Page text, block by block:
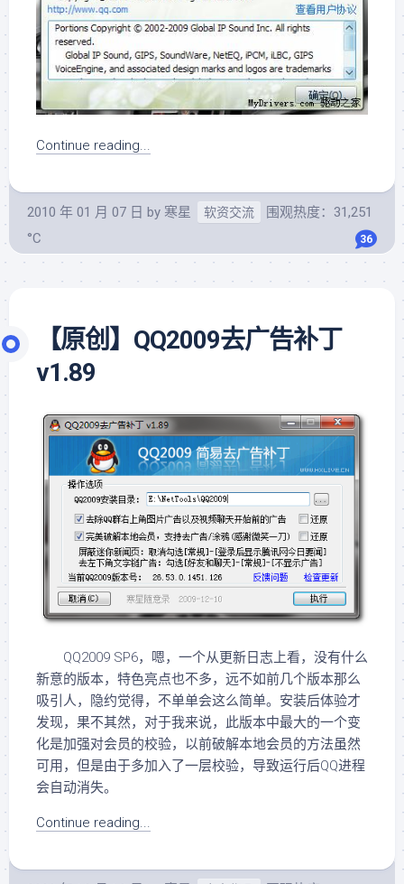
Continue reading...
2010 年 01 月 07 日 by 寒星 软资交流
围观热度：31,251
°C
36
【原创】QQ2009去广告补丁
v1.89
QQ2009 SP6，嗯，一个从更新日志上看，没有什么
新意的版本，特色亮点也不多，远不如前几个版本那么
吸引人，隐约觉得，不单单会这么简单。安装后体验才
发现，果不其然，对于我来说，此版本中最大的一个变
化是加强对会员的校验，以前破解本地会员的方法虽然
可用，但是由于多加入了一层校验，导致运行后QQ进程
会自动消失。
Continue reading...